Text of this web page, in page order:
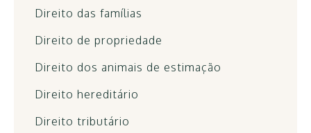
Direito das famílias
Direito de propriedade
Direito dos animais de estimação
Direito hereditário
Direito tributário